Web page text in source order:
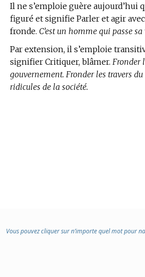
Il ne s’emploie guère aujourd’hui
figuré et signifie Parler et agir
fronde. C’est un homme qui passe
Par extension, il s’emploie
signifier Critiquer, blâmer. Fronder
gouvernement. Fronder les travers du
ridicules de la société.
Vous pouvez cliquer sur n’importe quel mot pour